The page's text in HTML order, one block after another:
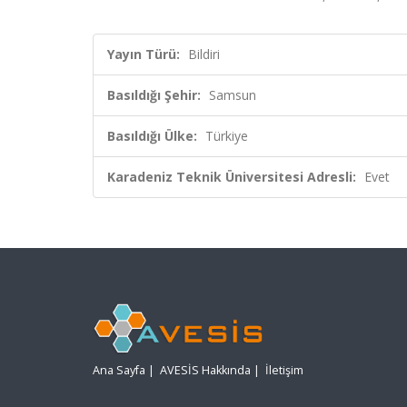
Yayın Türü: Bildiri
Basıldığı Şehir: Samsun
Basıldığı Ülke: Türkiye
Karadeniz Teknik Üniversitesi Adresli: Evet
Ana Sayfa | AVESİS Hakkında | İletişim